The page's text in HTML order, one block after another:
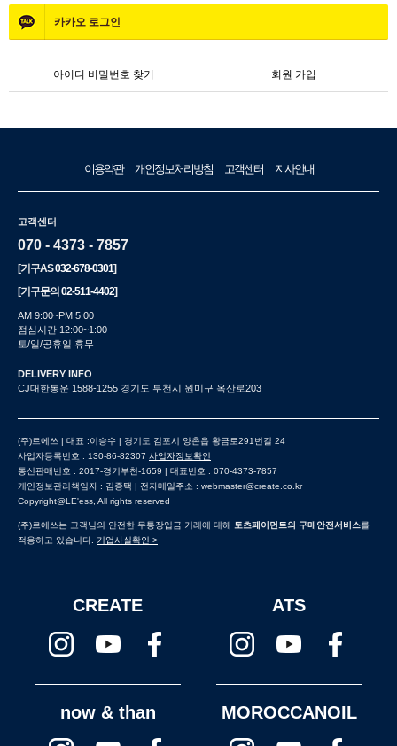
카카오 로그인
아이디 비밀번호 찾기 회원 가입
이용약관 개인정보처리방침 고객센터 지사안내
고객센터
070 - 4373 - 7857
[기구AS032-678-0301]
[기구문의02-511-4402]
AM 9:00~PM 5:00
점심시간 12:00~1:00
토/일/공휴일 휴무
DELIVERY INFO
CJ대한통운 1588-1255 경기도 부천시 원미구 옥산로203
(주)르에쓰 | 대표 :이승수 | 경기도 김포시 양촌읍 황금로291번길 24
사업자등록번호 : 130-86-82307 사업자정보확인
통신판매번호 : 2017-경기부천-1659 | 대표번호 : 070-4373-7857
개인정보관리책임자 : 김종택 | 전자메일주소 : webmaster@create.co.kr
Copyright@LE'ess, All rights reserved
(주)르에쓰는 고객님의 안전한 무통장입금 거래에 대해 토츠페이먼트의 구매안전서비스를
적용하고 있습니다. 기업사실확인 >
CREATE ATS
now & than MOROCCANOIL